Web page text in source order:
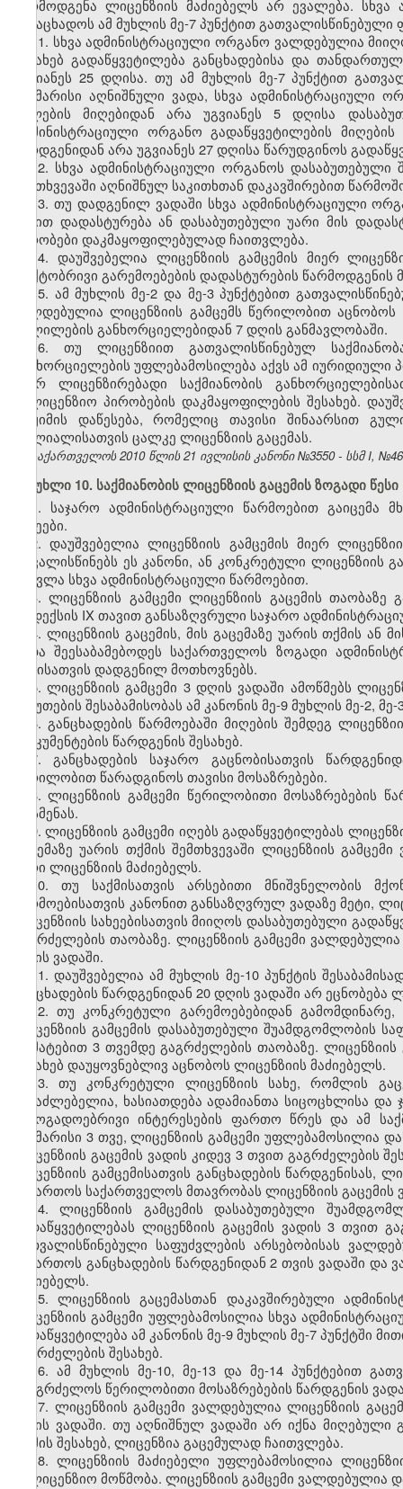
წარმოდგენა ლიცენზიის მაძიებელს არ ევალება.
განაცხადოს ამ მუხლის მე-7 პუნქტით
11. სხვა ადმინისტრაციული ორგანო ვალდებულია
შესახებ გადაწყვეტილება განცხადებისა და
უგვიანეს 25 დღისა. თუ ამ მუხლის მე-7 პუნქტით
საკმარისი აღნიშნული ვადა, სხვა
ასლების მიღებიდან არა უგვიანეს 5 დღისა
ადმინისტრაციული ორგანო გადაწყვეტილების
წარდგენიდან არა უგვიანეს 27 დღისა წარუდგინოს
12. სხვა ადმინისტრაციული ორგანოს
შემთხვევაში აღნიშნულ საკითხთან დაკავშირებით
13. თუ დადგენილ ვადაში სხვა ადმინისტრაციული
წესით დადასტურება ან დასაბუთებული უარი მის
პირობები დაკმაყოფილებულად ჩაითვლება.
14. დაუშვებელია ლიცენზიის გამცემის მიერ
ფაქტობრივი გარემოებების დადასტურების წარმოდგენის
15. ამ მუხლის მე-2 და მე-3 პუნქტებით
ვალდებულია ლიცენზიის გამცემს წერილობით
ცვლილების განხორციელებიდან 7 დღის განმავლობაში.
16. თუ ლიცენზიით გათვალისწინებულ
განხორციელების უფლებამოსილება აქვს ამ
მიერ ლიცენზირებადი საქმიანობის
სალიცენზიო პირობების დაკმაყოფილების შესახებ.
რეჟიმის დაწესება, რომელიც თავისი შინაარსით
ფილიალისათვის ცალკე ლიცენზიის გაცემას.
საქართველოს 2010 წლის 21 ივლისის კანონი №3550 - სსმ I,
მუხლი 10. საქმიანობის ლიცენზიის გაცემის ზოგადი წესი
1. საჯარო ადმინისტრაციული წარმოებით გაიცემა
სახეები.
2. დაუშვებელია ლიცენზიის გამცემის მიერ
ითვალისწინებს ეს კანონი, ან კონკრეტული ლიცენზიის
შეცვლა სხვა ადმინისტრაციული წარმოებით.
3. ლიცენზიის გამცემი ლიცენზიის გაცემის
კოდექსის IX თავით განსაზღვრული საჯარო
4. ლიცენზიის გაცემის, მის გაცემაზე უარის თქმის ან
უნდა შეესაბამებოდეს საქართველოს ზოგადი
აქტისათვის დადგენილ მოთხოვნებს.
5. ლიცენზიის გამცემი 3 დღის ვადაში ამოწმებს
საბუთების შესაბამისობას ამ კანონის მე-9 მუხლის მე-2,
6. განცხადების წარმოებაში მიღების შემდეგ
დოკუმენტების წარდგენის შესახებ.
7. განცხადების საჯარო გაცნობისათვის
წერილობით წარადგინოს თავისი მოსაზრებები.
8. ლიცენზიის გამცემი წერილობითი მოსაზრებების
მოსმენას.
9. ლიცენზიის გამცემი იღებს გადაწყვეტილებას
გაცემაზე უარის თქმის შემთხვევაში ლიცენზიის
უარი ლიცენზიის მაძიებელს.
10. თუ საქმისათვის არსებითი მნიშვნელობის
წარმოებისათვის კანონით განსაზღვრულ ვადაზე მეტი,
ლიცენზიის სახეებისათვის მიიღოს დასაბუთებული
გაგრძელების თაობაზე. ლიცენზიის გამცემი
დღის ვადაში.
11. დაუშვებელია ამ მუხლის მე-10 პუნქტის
განცხადების წარდგენიდან 20 დღის ვადაში არ
12. თუ კონკრეტული გარემოებებიდან
ლიცენზიის გამცემის დასაბუთებული შუამდგომლობის
დამატებით 3 თვემდე გაგრძელების თაობაზე.
შესახებ დაუყოვნებლივ აცნობოს ლიცენზიის მაძიებელს.
13. თუ კონკრეტული ლიცენზიის სახე, რომლის
შესაძლებელია, ხასიათდება ადამიანთა სიცოცხლისა
საზოგადოებრივი ინტერესების ფართო წრეს და ამ
საკმარისი 3 თვე, ლიცენზიის გამცემი
ლიცენზიის გაცემის ვადის კიდევ 3 თვით გაგრძელების
ლიცენზიის გამცემისათვის განცხადების
მიმართოს საქართველოს მთავრობას ლიცენზიის გაცემის
14. ლიცენზიის გამცემის დასაბუთებული
გადაწყვეტილებას ლიცენზიის გაცემის ვადის 3 თვით
გათვალისწინებული საფუძვლების არსებობისას
მიმართოს განცხადების წარდგენიდან 2 თვის ვადაში
მაძიებელს.
15. ლიცენზიის გაცემასთან დაკავშირებული
ლიცენზიის გამცემი უფლებამოსილია სხვა
გადაწყვეტილება ამ კანონის მე-9 მუხლის მე-7 პუნქტში
გაგრძელების შესახებ.
16. ამ მუხლის მე-10, მე-13 და მე-14 პუნქტებით
გააგრძელოს წერილობითი მოსაზრებების წარდგენის
17. ლიცენზიის გამცემი ვალდებულია ლიცენზიის
დღის ვადაში. თუ აღნიშნულ ვადაში არ იქნა მიღებული
თქმის შესახებ, ლიცენზია გაცემულად ჩაითვლება.
18. ლიცენზიის მაძიებელი უფლებამოსილია
სალიცენზიო მოწმობა. ლიცენზიის გამცემი ვალდებულია